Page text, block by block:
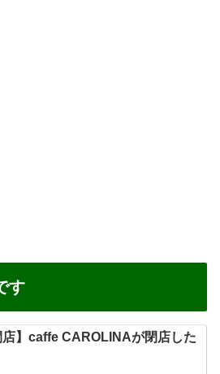
す
店】caffe CAROLINAが閉店した